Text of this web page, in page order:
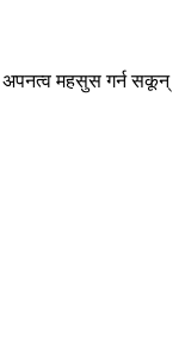
अपनत्व महसुस गर्न सकून्